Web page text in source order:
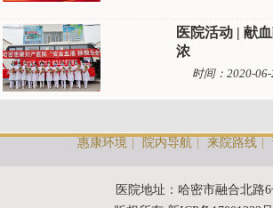
医院活动 | 献
浓
时间：2020-06-
惠康环境 | 院内导航 | 来院路线 |
医院地址：哈密市融合北路